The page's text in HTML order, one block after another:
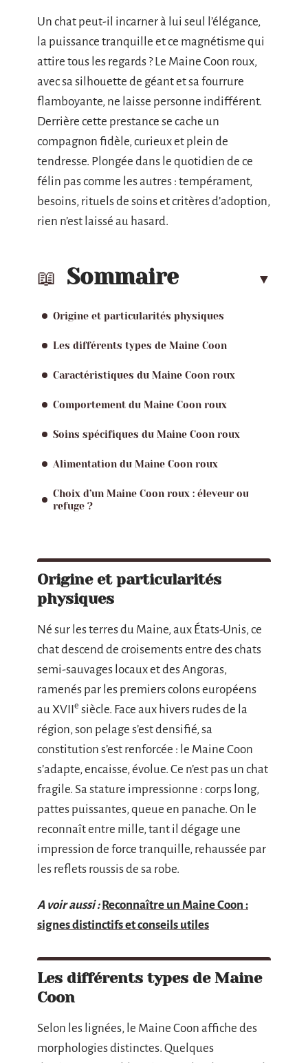
Un chat peut-il incarner à lui seul l’élégance,
la puissance tranquille et ce magnétisme qui
attire tous les regards ? Le Maine Coon roux,
avec sa silhouette de géant et sa fourrure
flamboyante, ne laisse personne indifférent.
Derrière cette prestance se cache un
compagnon fidèle, curieux et plein de
tendresse. Plongée dans le quotidien de ce
félin pas comme les autres : tempérament,
besoins, rituels de soins et critères d’adoption,
rien n’est laissé au hasard.
Sommaire
Origine et particularités physiques
Les différents types de Maine Coon
Caractéristiques du Maine Coon roux
Comportement du Maine Coon roux
Soins spécifiques du Maine Coon roux
Alimentation du Maine Coon roux
Choix d’un Maine Coon roux : éleveur ou
refuge ?
Origine et particularités
physiques
Né sur les terres du Maine, aux États-Unis, ce
chat descend de croisements entre des chats
semi-sauvages locaux et des Angoras,
ramenés par les premiers colons européens
au XVIIe siècle. Face aux hivers rudes de la
région, son pelage s’est densifié, sa
constitution s’est renforcée : le Maine Coon
s’adapte, encaisse, évolue. Ce n’est pas un chat
fragile. Sa stature impressionne : corps long,
pattes puissantes, queue en panache. On le
reconnaît entre mille, tant il dégage une
impression de force tranquille, rehaussée par
les reflets roussis de sa robe.
A voir aussi : Reconnaître un Maine Coon :
signes distinctifs et conseils utiles
Les différents types de Maine
Coon
Selon les lignées, le Maine Coon affiche des
morphologies distinctes. Quelques